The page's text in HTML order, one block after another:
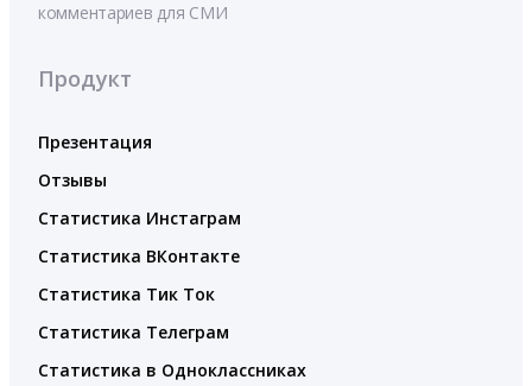
комментариев для СМИ
Продукт
Презентация
Отзывы
Статистика Инстаграм
Статистика ВКонтакте
Статистика Тик Ток
Статистика Телеграм
Статистика в Одноклассниках